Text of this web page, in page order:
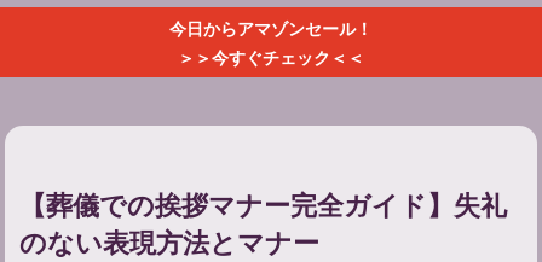
今日からアマゾンセール！
＞＞今すぐチェック＜＜
【葬儀での挨拶マナー完全ガイド】失礼
のない表現方法とマナー